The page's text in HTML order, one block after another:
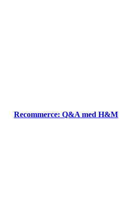
Recommerce: Q&A med H&M